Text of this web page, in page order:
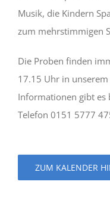
Musik, die Kindern
zum mehrstimmigen
Die Proben finden
17.15 Uhr in
Informationen gibt es
Telefon 0151 5777
ZUM KALENDER